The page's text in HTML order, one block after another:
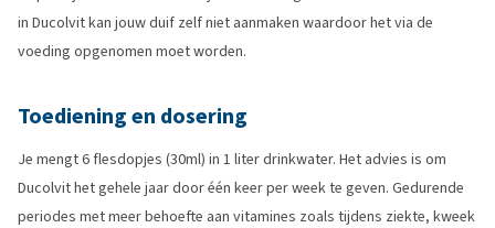
in Ducolvit kan jouw duif zelf niet aanmaken waardoor het via de
voeding opgenomen moet worden.
Toediening en dosering
Je mengt 6 flesdopjes (30ml) in 1 liter drinkwater. Het advies is om
Ducolvit het gehele jaar door één keer per week te geven. Gedurende
periodes met meer behoefte aan vitamines zoals tijdens ziekte, kweek